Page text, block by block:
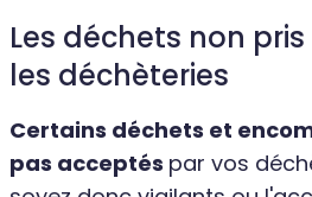
Les déchets non
les déchèteries
Certains déchets et
pas acceptés par vos